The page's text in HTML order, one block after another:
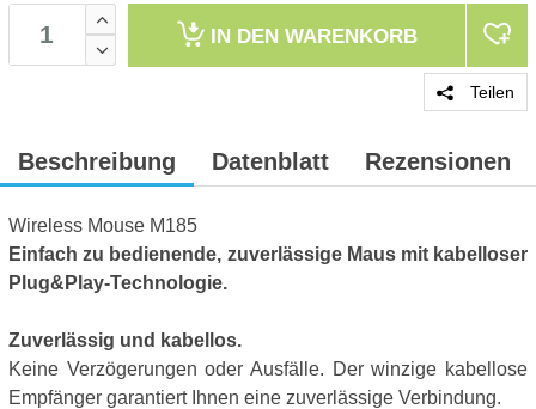
IN DEN WARENKORB
Teilen
Beschreibung Datenblatt Rezensionen
Wireless Mouse M185
Einfach zu bedienende, zuverlässige Maus mit kabelloser
Plug&Play-Technologie.
Zuverlässig und kabellos.
Keine Verzögerungen oder Ausfälle. Der winzige kabellose
Empfänger garantiert Ihnen eine zuverlässige Verbindung.